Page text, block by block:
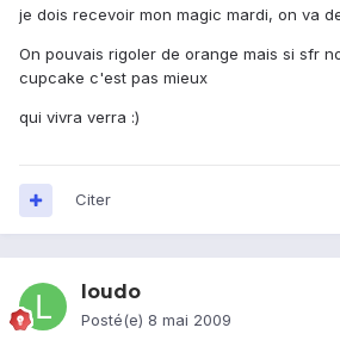
je dois recevoir mon magic mardi, on va
On pouvais rigoler de orange mais si sfr
cupcake c'est pas mieux
qui vivra verra :)
Citer
loudo
Posté(e) 8 mai 2009